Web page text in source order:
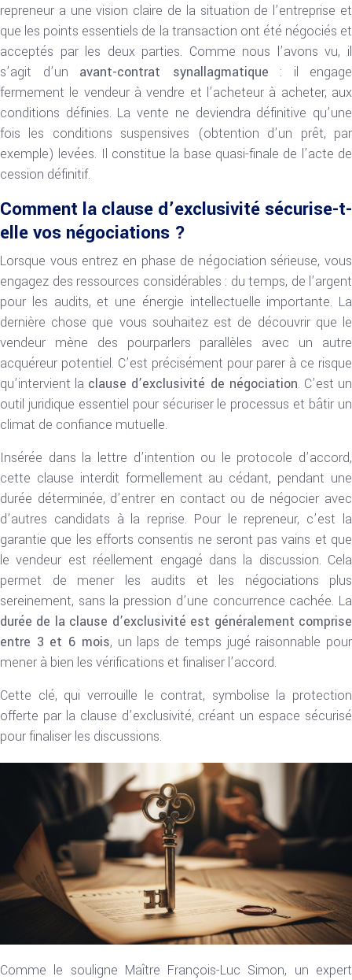
repreneur a une vision claire de la situation de l’entreprise et
que les points essentiels de la transaction ont été négociés et
acceptés par les deux parties. Comme nous l’avons vu, il
s’agit d’un avant-contrat synallagmatique : il engage
fermement le vendeur à vendre et l’acheteur à acheter, aux
conditions définies. La vente ne deviendra définitive qu’une
fois les conditions suspensives (obtention d’un prêt, par
exemple) levées. Il constitue la base quasi-finale de l’acte de
cession définitif.
Comment la clause d’exclusivité sécurise-t-
elle vos négociations ?
Lorsque vous entrez en phase de négociation sérieuse, vous
engagez des ressources considérables : du temps, de l’argent
pour les audits, et une énergie intellectuelle importante. La
dernière chose que vous souhaitez est de découvrir que le
vendeur mène des pourparlers parallèles avec un autre
acquéreur potentiel. C’est précisément pour parer à ce risque
qu’intervient la clause d’exclusivité de négociation. C’est un
outil juridique essentiel pour sécuriser le processus et bâtir un
climat de confiance mutuelle.
Insérée dans la lettre d’intention ou le protocole d’accord,
cette clause interdit formellement au cédant, pendant une
durée déterminée, d’entrer en contact ou de négocier avec
d’autres candidats à la reprise. Pour le repreneur, c’est la
garantie que les efforts consentis ne seront pas vains et que
le vendeur est réellement engagé dans la discussion. Cela
permet de mener les audits et les négociations plus
sereinement, sans la pression d’une concurrence cachée. La
durée de la clause d’exclusivité est généralement comprise
entre 3 et 6 mois, un laps de temps jugé raisonnable pour
mener à bien les vérifications et finaliser l’accord.
Cette clé, qui verrouille le contrat, symbolise la protection
offerte par la clause d’exclusivité, créant un espace sécurisé
pour finaliser les discussions.
Comme le souligne Maître François-Luc Simon, un expert